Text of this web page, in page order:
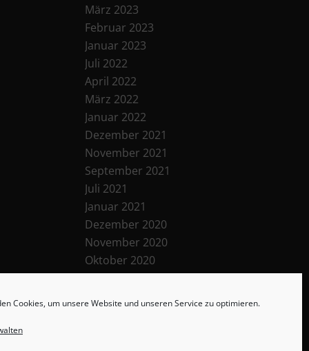
Cookies, um unsere Website und unseren Service zu optimieren.
März 2023
Februar 2023
Januar 2023
Juli 2022
April 2022
März 2022
Januar 2022
Dezember 2021
November 2021
September 2021
Juli 2021
Januar 2021
Dezember 2020
November 2020
Oktober 2020
September 2020